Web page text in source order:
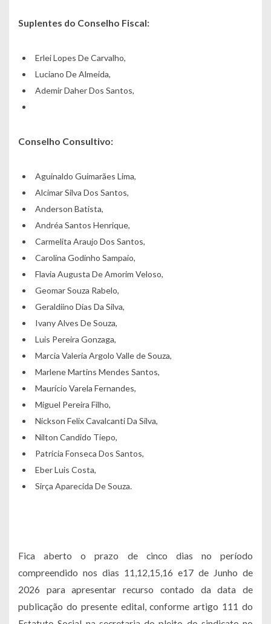
Suplentes do Conselho Fiscal:
Erlei Lopes De Carvalho,
Luciano De Almeida,
Ademir Daher Dos Santos,
Conselho Consultivo:
Aguinaldo Guimarães Lima,
Alcimar Silva Dos Santos,
Anderson Batista,
Andréa Santos Henrique,
Carmelita Araujo Dos Santos,
Carolina Godinho Sampaio,
Flavia Augusta De Amorim Veloso,
Geomar Souza Rabelo,
Geraldiino Dias Da Silva,
Ivany Alves De Souza,
Luis Pereira Gonzaga,
Marcia Valeria Argolo Valle de Souza,
Marlene Martins Mendes Santos,
Maurício Varela Fernandes,
Miguel Pereira Filho,
Nickson Felix Cavalcanti Da Silva,
Nilton Candido Tiepo,
Patricia Fonseca Dos Santos,
Eber Luis Costa,
Sirça Aparecida De Souza.
Fica aberto o prazo de cinco dias no período
compreendido nos dias 11,12,15,16 e17 de Junho de
2026 para apresentar recurso contado da data de
publicação do presente edital, conforme artigo 111 do